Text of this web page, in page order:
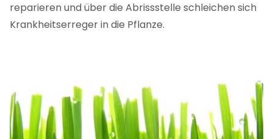
reparieren und über die Abrissstelle schleichen sich
Krankheitserreger in die Pflanze.